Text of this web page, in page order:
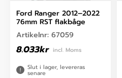
Ford Ranger 2012–2022
76mm RST flakbåge
Artikelnr: 67059
8.033kr incl. Moms
Slut i lager, levereras
senare